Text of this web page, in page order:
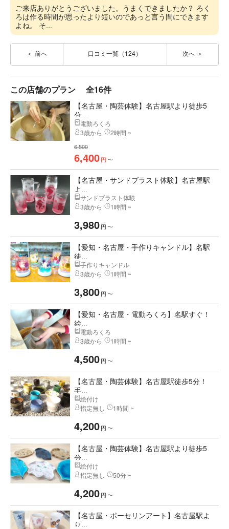
ご来店ありがとうございました。うまくできましたか？ ろく
ろは作る時間が思ったより短いのであっと言う間にできます
よね。 そ...
前へ 口コミ一覧（124） 次へ
この店舗のプラン 全16件
【名古屋・陶芸体験】名古屋駅より徒歩5
分...
電動ろくろ
3歳から
2時間 ~
6,500
6,400円 〜
【名古屋・サンドブラスト体験】名古屋駅
よ...
サンドブラスト体験
3歳から
1時間 ~
3,980円 〜
【愛知・名古屋・手作りキャンドル】名駅
徒...
手作りキャンドル
3歳から
1時間 ~
3,800円 〜
【愛知・名古屋・電動ろくろ】名駅すぐ！
絵...
電動ろくろ
3歳から
1時間 ~
4,500円 〜
【名古屋・陶芸体験】名古屋駅徒歩5分！
手...
絵付け
指定無し
1時間 ~
4,200円 〜
【名古屋・陶芸体験】名古屋駅より徒歩5
分...
絵付け
指定無し
50分 ~
4,200円 〜
【名古屋・ポーセリンアート】名古屋駅よ
り...